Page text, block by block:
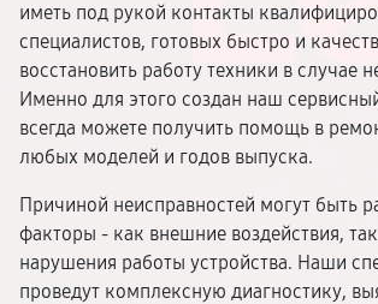
иметь под рукой контакты
специалистов, готовых быстро и
восстановить работу техники в случае
Именно для этого создан наш
всегда можете получить помощь в
любых моделей и годов выпуска.
Причиной неисправностей могут быть
факторы - как внешние воздействия,
нарушения работы устройства. Наши
проведут комплексную диагностику,